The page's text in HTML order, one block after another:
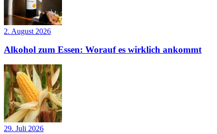
2. August 2026
Alkohol zum Essen: Worauf es wirklich ankommt
29. Juli 2026